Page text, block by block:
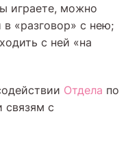
играете, можно
«разговор» с нею;
с ней «на
Отдела по
связям с